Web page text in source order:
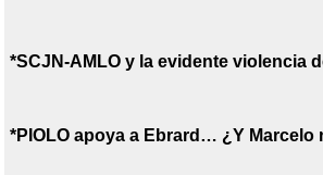
*SCJN-AMLO y la evidente violencia
*PIOLO apoya a Ebrard… ¿Y Marcelo